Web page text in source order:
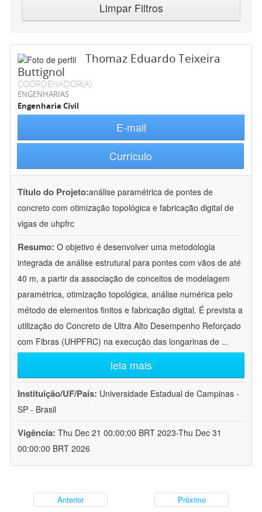
Limpar Filtros
Thomaz Eduardo Teixeira
Buttignol
COORDENADOR(A)
ENGENHARIAS
Engenharia Civil
E-mail
Currículo
Título do Projeto:análise paramétrica de pontes de
concreto com otimização topológica e fabricação digital de
vigas de uhpfrc
Resumo: O objetivo é desenvolver uma metodologia
integrada de análise estrutural para pontes com vãos de até
40 m, a partir da associação de conceitos de modelagem
paramétrica, otimização topológica, análise numérica pelo
método de elementos finitos e fabricação digital. É prevista a
utilização do Concreto de Ultra Alto Desempenho Reforçado
com Fibras (UHPFRC) na execução das longarinas de ...
leia mais
Instituição/UF/País: Universidade Estadual de Campinas -
SP - Brasil
Vigência: Thu Dec 21 00:00:00 BRT 2023-Thu Dec 31
00:00:00 BRT 2026
Anterior Próximo